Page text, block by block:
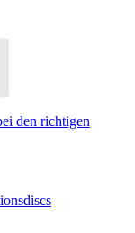
den richtigen